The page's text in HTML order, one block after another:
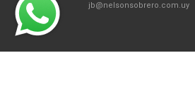
jb@nelsonsobrero.com.uy